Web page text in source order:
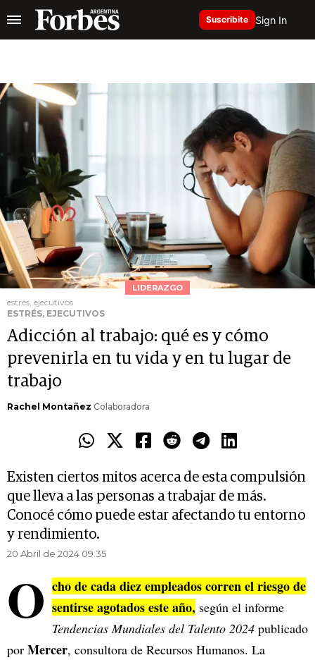
Suscribite Sign In
LIDERAZGO
estrés, ejecutivos
ESTRÉS, EJECUTIVOS
Adicción al trabajo: qué es y cómo
prevenirla en tu vida y en tu lugar de
trabajo
Rachel Montañez Colaboradora
Existen ciertos mitos acerca de esta compulsión
que lleva a las personas a trabajar de más.
Conocé cómo puede estar afectando tu entorno
y rendimiento.
20 Abril de 2024 09.35
O cho de cada diez empleados corren el riesgo de
sentirse agotados este año, según el informe
Tendencias Mundiales del Talento 2024 publicado
por Mercer, consultora de Recursos Humanos. La